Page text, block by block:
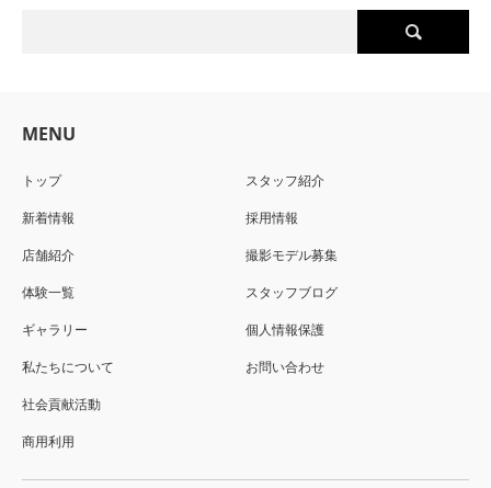
MENU
トップ
新着情報
店舗紹介
体験一覧
ギャラリー
私たちについて
社会貢献活動
商用利用
スタッフ紹介
採用情報
撮影モデル募集
スタッフブログ
個人情報保護
お問い合わせ